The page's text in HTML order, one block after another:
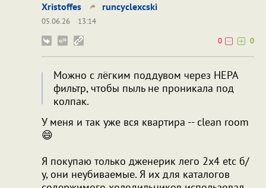
Xristoffes runcyclexcski
05.06.26
13:14
0
0
Можно с лёгким поддувом через НЕРА
фильтр, чтобы пыль не проникала под
колпак.
У меня и так уже вся квартира -- clean room
😄
Я покупаю только дженерик лего 2х4 etc б/
у, они неубиваемые. Я их для каталогов